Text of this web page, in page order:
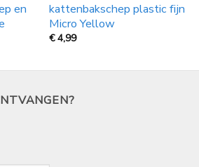
en
kattenbakschep plastic fijn
Micro Yellow
€4,99